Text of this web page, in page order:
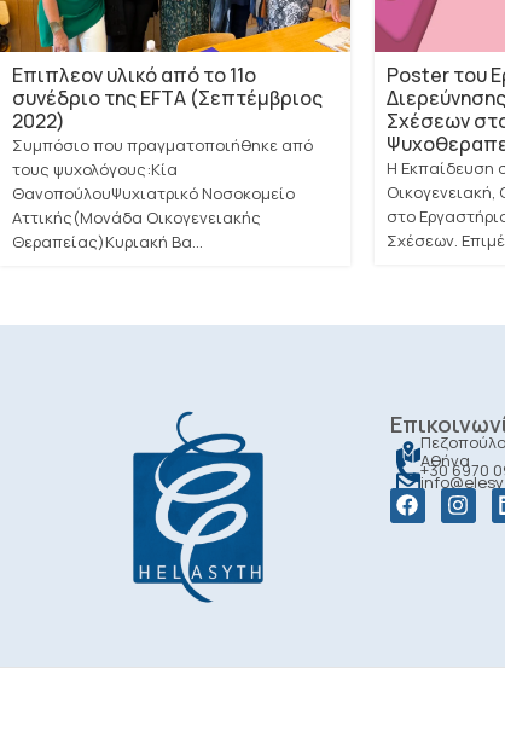
Επιπλεον υλικό από το 11ο
συνέδριο της EFTA (Σεπτέμβριος
2022)
Συμπόσιο που πραγματοποιήθηκε από
τους ψυχολόγους:Κία
ΘανοπούλουΨυχιατρικό Νοσοκομείο
Αττικής(Μονάδα Οικογενειακής
Θεραπείας)Κυριακή Βα...
Poster του
Σχέσεων
Η Εκπαίδευση
στο
Σχέσεων.
Αθήνα
+30 6970